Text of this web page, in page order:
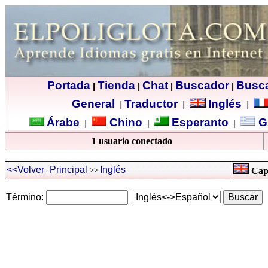
Portada| Tienda| Chat| Buscador|
General
Traductor| Inglés
Árabe Chino Esperanto
1 usuario conectado
<<Volver | Principal >> Inglés
Término: